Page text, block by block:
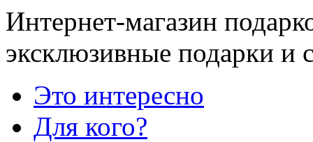
Интернет-магазин
эксклюзивные подарки и
Это интересно
Для кого?